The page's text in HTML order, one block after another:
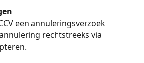
een annuleringsverzoek
rechtstreeks via